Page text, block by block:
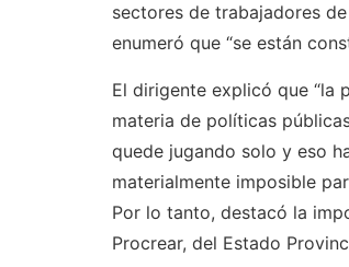
sectores de trabajadores
enumeró que “se están
El dirigente explicó que “la
materia de políticas
quede jugando solo y eso
materialmente imposible
Por lo tanto, destacó la
Procrear, del Estado